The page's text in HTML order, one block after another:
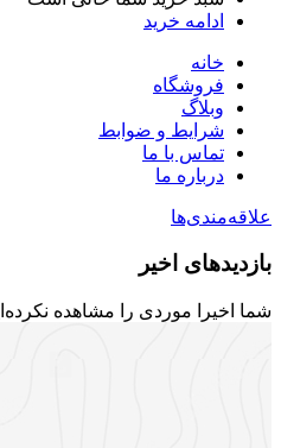
ادامه خرید
خانه
فروشگاه
وبلاگ
شرایط و ضوابط
تماس با ما
درباره ما
علاقه‌مندی‌ها
بازدیدهای اخیر
شما اخیرا موردی را مشاهده